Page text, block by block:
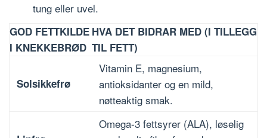
tung eller uvel.
GOD FETTKILDE
I KNEKKEBRØD
HVA DET BIDRAR MED (I TILLEGG
TIL FETT)
Solsikkefrø
Vitamin E, magnesium,
antioksidanter og en mild,
nøtteaktig smak.
Omega-3 fettsyrer (ALA), løselig